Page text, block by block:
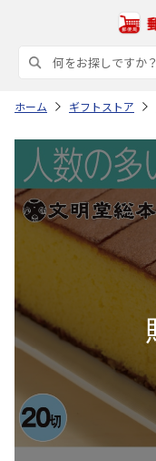
ホーム ギフトストア